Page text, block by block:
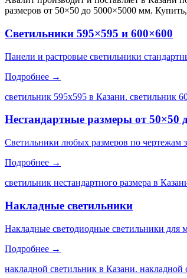
размеров от 50×50 до 5000×5000 мм.
Светильники 595×595 и 600×600
Панели и растровые светильники
Подробнее →
светильник 595х595 в Казани. светильник
Нестандартные размеры от 50×50
Светильники любых размеров по
Подробнее →
светильник нестандартного размера в
Накладные светильники
Накладные светодиодные светильники
Подробнее →
накладной светильник в Казани.